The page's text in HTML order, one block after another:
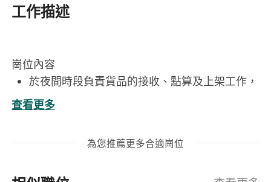
工作描述
崗位內容
於夜間時段負責貨品的接收、點算及上架工作，
確保倉存準確無誤
按照標準操作程序檢查貨物數量與品質，發現異
保持貨架及工作區域整潔有序
查看更多
為您推薦更多合適崗位